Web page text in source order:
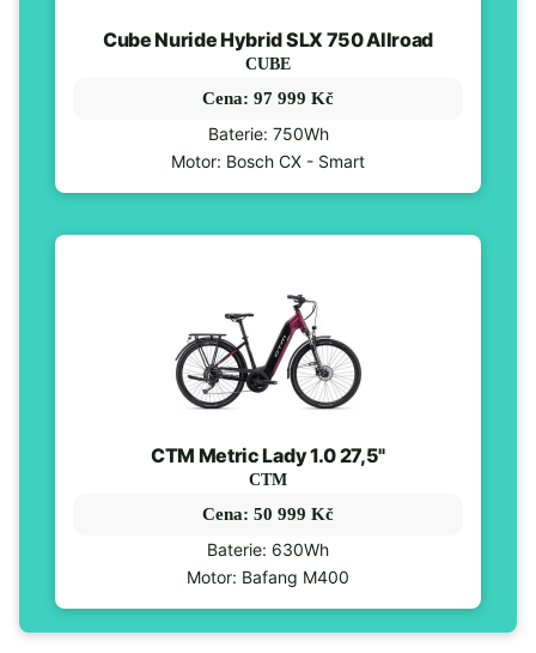
Cube Nuride Hybrid SLX 750 Allroad
CUBE
Cena: 97 999 Kč
Baterie: 750Wh
Motor: Bosch CX - Smart
CTM Metric Lady 1.0 27,5"
CTM
Cena: 50 999 Kč
Baterie: 630Wh
Motor: Bafang M400